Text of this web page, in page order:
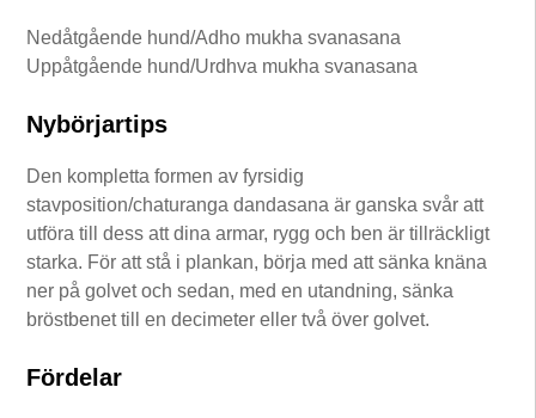
Nedåtgående hund/Adho mukha svanasana
Uppåtgående hund/Urdhva mukha svanasana
Nybörjartips
Den kompletta formen av fyrsidig
stavposition/chaturanga dandasana är ganska svår att
utföra till dess att dina armar, rygg och ben är tillräckligt
starka. För att stå i plankan, börja med att sänka knäna
ner på golvet och sedan, med en utandning, sänka
bröstbenet till en decimeter eller två över golvet.
Fördelar